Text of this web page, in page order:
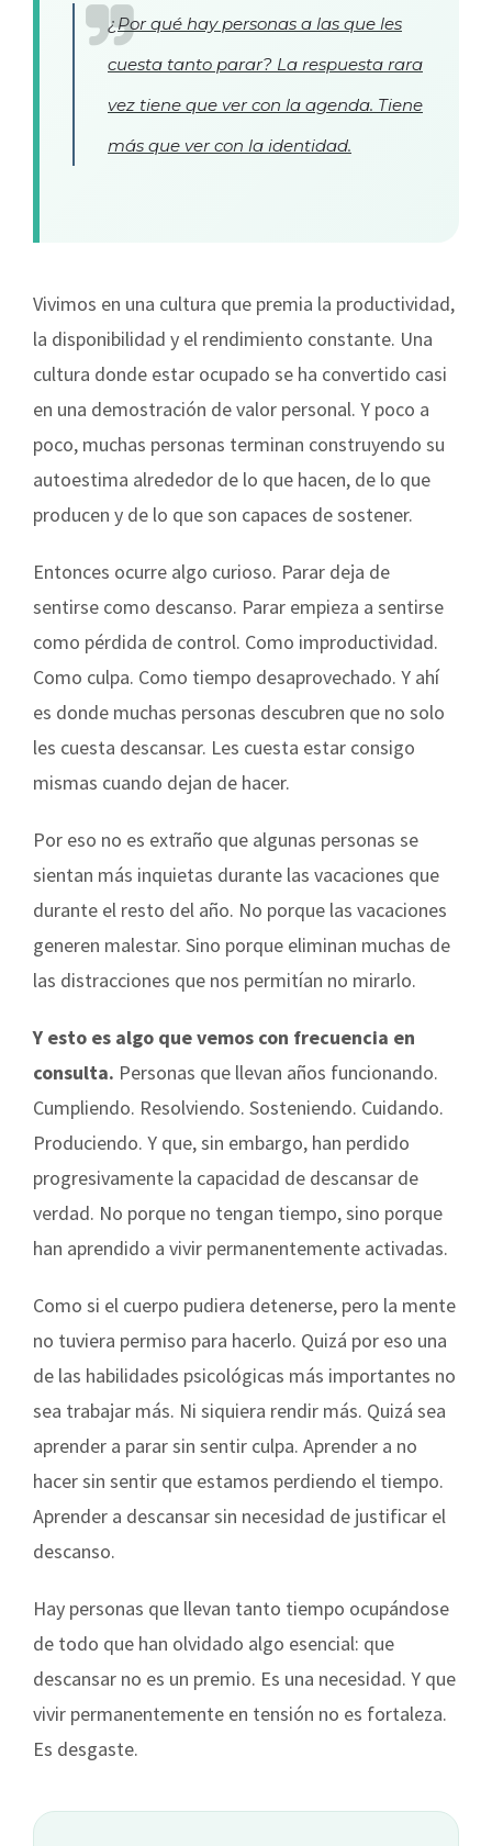
¿Por qué hay personas a las que les
cuesta tanto parar? La respuesta rara
vez tiene que ver con la agenda. Tiene
más que ver con la identidad.
Vivimos en una cultura que premia la productividad,
la disponibilidad y el rendimiento constante. Una
cultura donde estar ocupado se ha convertido casi
en una demostración de valor personal. Y poco a
poco, muchas personas terminan construyendo su
autoestima alrededor de lo que hacen, de lo que
producen y de lo que son capaces de sostener.
Entonces ocurre algo curioso. Parar deja de
sentirse como descanso. Parar empieza a sentirse
como pérdida de control. Como improductividad.
Como culpa. Como tiempo desaprovechado. Y ahí
es donde muchas personas descubren que no solo
les cuesta descansar. Les cuesta estar consigo
mismas cuando dejan de hacer.
Por eso no es extraño que algunas personas se
sientan más inquietas durante las vacaciones que
durante el resto del año. No porque las vacaciones
generen malestar. Sino porque eliminan muchas de
las distracciones que nos permitían no mirarlo.
Y esto es algo que vemos con frecuencia en
consulta. Personas que llevan años funcionando.
Cumpliendo. Resolviendo. Sosteniendo. Cuidando.
Produciendo. Y que, sin embargo, han perdido
progresivamente la capacidad de descansar de
verdad. No porque no tengan tiempo, sino porque
han aprendido a vivir permanentemente activadas.
Como si el cuerpo pudiera detenerse, pero la mente
no tuviera permiso para hacerlo. Quizá por eso una
de las habilidades psicológicas más importantes no
sea trabajar más. Ni siquiera rendir más. Quizá sea
aprender a parar sin sentir culpa. Aprender a no
hacer sin sentir que estamos perdiendo el tiempo.
Aprender a descansar sin necesidad de justificar el
descanso.
Hay personas que llevan tanto tiempo ocupándose
de todo que han olvidado algo esencial: que
descansar no es un premio. Es una necesidad. Y que
vivir permanentemente en tensión no es fortaleza.
Es desgaste.